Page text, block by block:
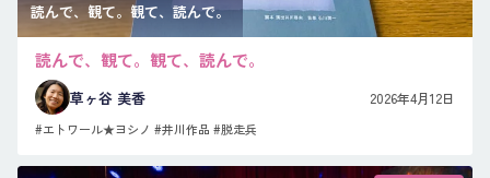
読んで、観て。観て、読んで。
読んで、観て。観て、読んで。
草ヶ谷 美香 2026年4月12日
#エトワール★ヨシノ #井川作品 #脱走兵